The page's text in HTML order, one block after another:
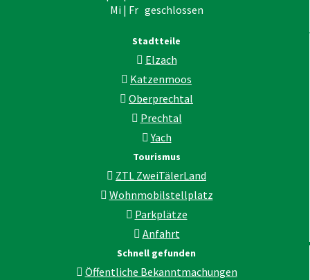
Mi | Fr geschlossen
Stadtteile
Elzach
Katzenmoos
Oberprechtal
Prechtal
Yach
Tourismus
ZTL ZweiTälerLand
Wohnmobilstellplatz
Parkplätze
Anfahrt
Schnell gefunden
Öffentliche Bekanntmachungen